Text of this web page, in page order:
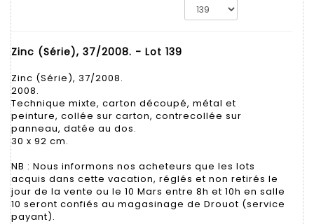
Zinc (Série), 37/2008. - Lot 139
Zinc (Série), 37/2008.
2008.
Technique mixte, carton découpé, métal et
peinture, collée sur carton, contrecollée sur
panneau, datée au dos.
30 x 92 cm.
NB : Nous informons nos acheteurs que les lots
acquis dans cette vacation, réglés et non retirés le
jour de la vente ou le 10 Mars entre 8h et 10h en salle
10 seront confiés au magasinage de Drouot (service
payant).